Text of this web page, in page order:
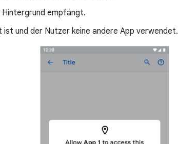
Hintergrund empfängt.
und der Nutzer keine andere App verwendet.